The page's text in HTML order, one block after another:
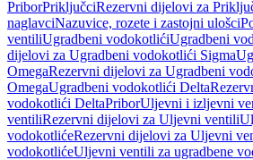
PriborPriključciRezervni dijelovi za
naglavciNazuvice, rozete i zastojni ulošci
ventiliUgradbeni vodokotlićiUgradbeni
dijelovi za Ugradbeni vodokotlići Sigma
OmegaRezervni dijelovi za Ugradbeni
OmegaUgradbeni vodokotlići Delta
vodokotlići DeltaPriborUljevni i izljevni
ventiliRezervni dijelovi za Uljevni ventili
vodokotlićeRezervni dijelovi za Uljevni
vodokotlićeUljevni ventili za ugradbene